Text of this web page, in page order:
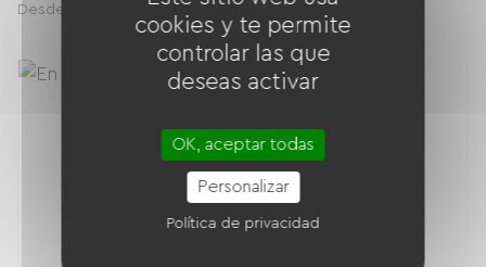
Desde 3.00 € / día
cookies y te permite
controlar las que
deseas activar
OK, aceptar todas
Personalizar
Política de privacidad